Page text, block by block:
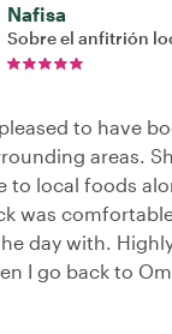
Nafisa
Sobre el anfitrión
to have
areas.
to local foods
was
day with.
I go back to